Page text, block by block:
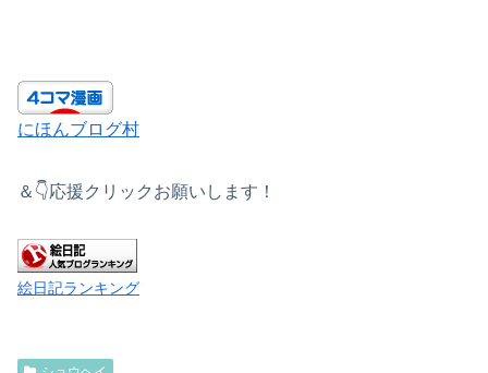
にほんブログ村
＆👇応援クリックお願いします！
絵日記ランキング